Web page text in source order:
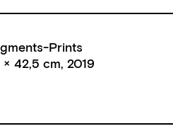
Prints
42,5 cm, 2019